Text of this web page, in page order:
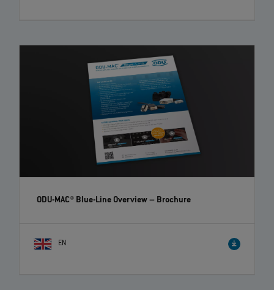
ODU-MAC® Blue-Line Overview– Brochure
EN